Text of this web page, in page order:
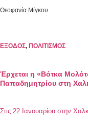
Θεοφανία Μίγκου
ΕΞΟΔΟΣ, ΠΟΛΙΤΙΣΜΟΣ
Έρχεται η «Βότκα
Παπαδημητρίου στη
Στις 22 Ιανουαρίου στην